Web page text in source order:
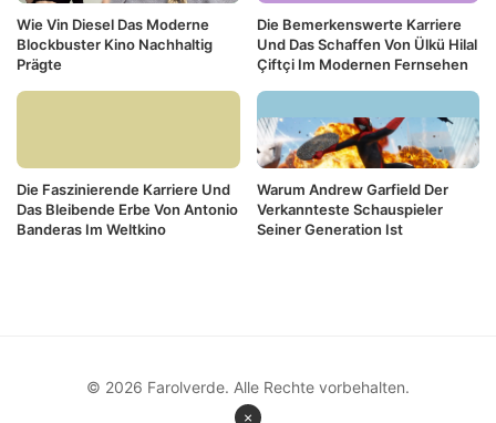
Wie Vin Diesel Das Moderne
Blockbuster Kino Nachhaltig
Prägte
Die Bemerkenswerte Karriere
Und Das Schaffen Von Ülkü Hilal
Çiftçi Im Modernen Fernsehen
Die Faszinierende Karriere Und
Das Bleibende Erbe Von Antonio
Banderas Im Weltkino
Warum Andrew Garfield Der
Verkannteste Schauspieler
Seiner Generation Ist
×
© 2026 Farolverde. Alle Rechte vorbehalten.